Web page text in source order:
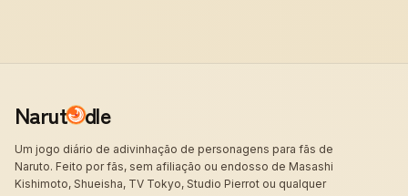
Narut dle
Um jogo diário de adivinhação de personagens para fãs de
Naruto. Feito por fãs, sem afiliação ou endosso de Masashi
Kishimoto, Shueisha, TV Tokyo, Studio Pierrot ou qualquer